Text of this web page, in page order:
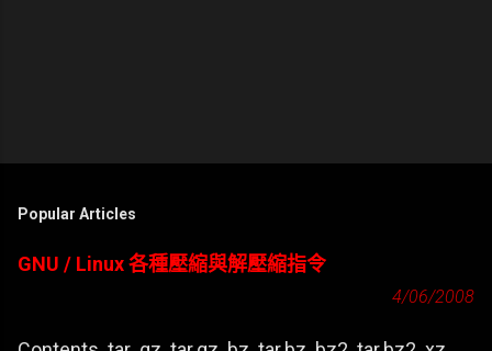
Popular Articles
GNU / Linux 各種壓縮與解壓縮指令
4/06/2008